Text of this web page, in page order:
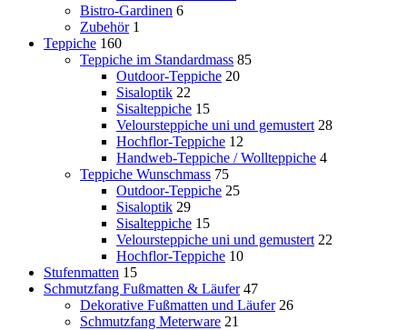
Bistro-Gardinen 6
Zubehör 1
Teppiche 160
Teppiche im Standardmass 85
Outdoor-Teppiche 20
Sisaloptik 22
Sisalteppiche 15
Veloursteppiche uni und gemustert 28
Hochflor-Teppiche 12
Handweb-Teppiche / Wollteppiche 4
Teppiche Wunschmass 75
Outdoor-Teppiche 25
Sisaloptik 29
Sisalteppiche 15
Veloursteppiche uni und gemustert 22
Hochflor-Teppiche 10
Stufenmatten 15
Schmutzfang Fußmatten & Läufer 47
Dekorative Fußmatten und Läufer 26
Schmutzfang Meterware 21